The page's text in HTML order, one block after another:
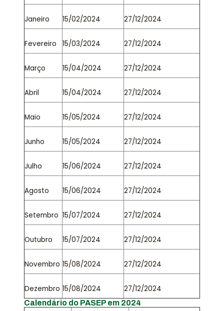
Janeiro 15/02/2024 27/12/2024
Fevereiro 15/03/2024 27/12/2024
Março 15/04/2024 27/12/2024
Abril 15/04/2024 27/12/2024
Maio 15/05/2024 27/12/2024
Junho 15/05/2024 27/12/2024
Julho 15/06/2024 27/12/2024
Agosto 15/06/2024 27/12/2024
Setembro 15/07/2024 27/12/2024
Outubro 15/07/2024 27/12/2024
Novembro 15/08/2024 27/12/2024
Dezembro 15/08/2024 27/12/2024
Calendário do PASEP em 2024